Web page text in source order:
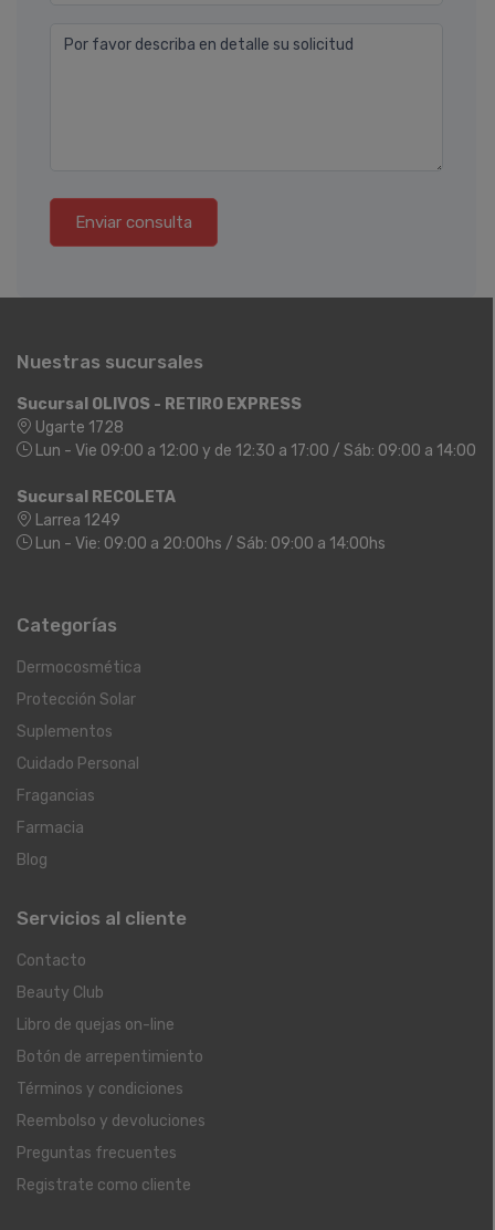
Por favor describa en detalle su solicitud
Enviar consulta
Nuestras sucursales
Sucursal OLIVOS - RETIRO EXPRESS
Ugarte 1728
Lun - Vie 09:00 a 12:00 y de 12:30 a 17:00 / Sáb: 09:00 a 14:00
Sucursal RECOLETA
Larrea 1249
Lun - Vie: 09:00 a 20:00hs / Sáb: 09:00 a 14:00hs
Categorías
Dermocosmética
Protección Solar
Suplementos
Cuidado Personal
Fragancias
Farmacia
Blog
Servicios al cliente
Contacto
Beauty Club
Libro de quejas on-line
Botón de arrepentimiento
Términos y condiciones
Reembolso y devoluciones
Preguntas frecuentes
Registrate como cliente